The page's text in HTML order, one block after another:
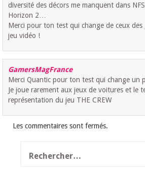
diversité des décors me manquent dans
Horizon 2…
Merci pour ton test qui change de ceux des
jeu vidéo !
GamersMagFrance
Merci Quantic pour ton test qui change un
Je joue rarement aux jeux de voitures et le
représentation du jeu THE CREW
Les commentaires sont fermés.